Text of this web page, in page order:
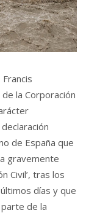
la Corporación
de España que
gravemente
Civil’, tras los
días y que
de la